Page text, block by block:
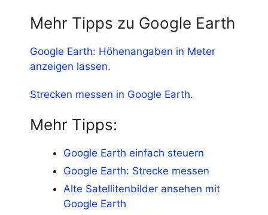
Mehr Tipps zu Google Earth
Google Earth: Höhenangaben in Meter
anzeigen lassen.
Strecken messen in Google Earth.
Mehr Tipps:
Google Earth einfach steuern
Google Earth: Strecke messen
Alte Satellitenbilder ansehen mit
Google Earth